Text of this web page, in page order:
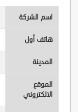
اسم الشركة
هاتف أول
المدينة
الموقع
الالكتروني